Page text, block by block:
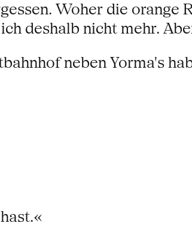
Woher die orange
deshalb nicht mehr.
neben Yorma's